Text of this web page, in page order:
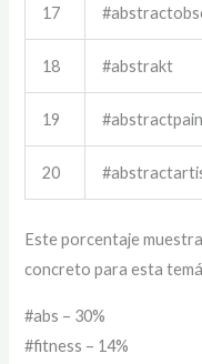
17
18 #abstrakt
19
20
Este porcentaje
concreto para esta
#abs – 30%
#fitness – 14%